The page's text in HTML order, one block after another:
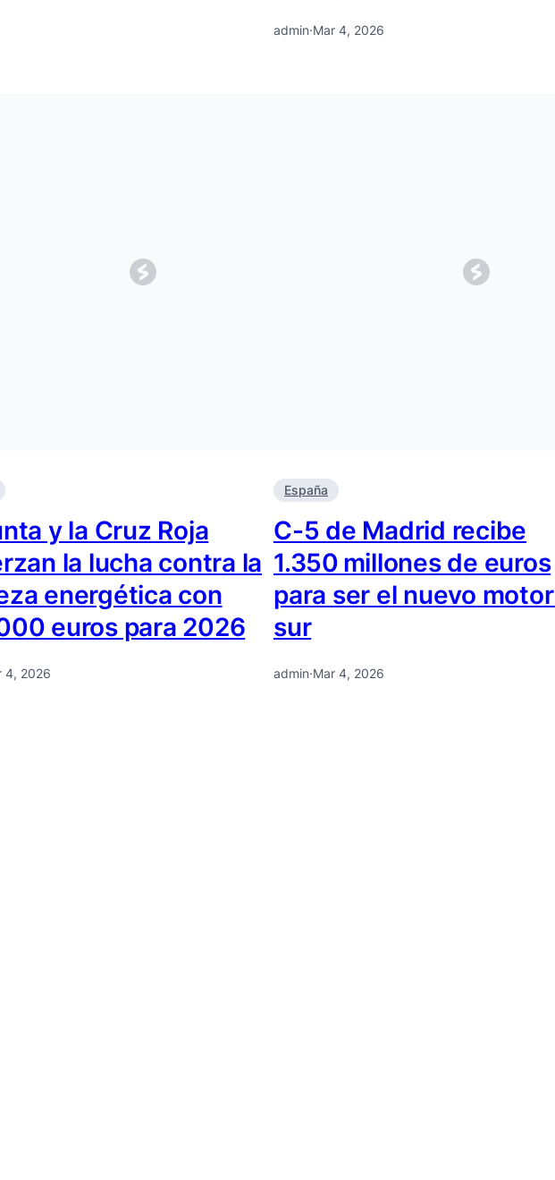
admin·Mar 4, 2026
y la Cruz Roja
la lucha contra la
energética con
euros para 2026
4, 2026
España
C-5 de Madrid recibe
1.350 millones de euros
para ser el nuevo
sur
admin·Mar 4, 2026